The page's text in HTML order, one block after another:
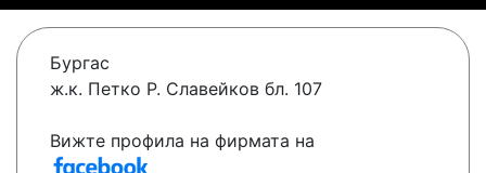
Бургас
ж.к. Петко Р. Славейков бл. 107
Вижте профила на фирмата на